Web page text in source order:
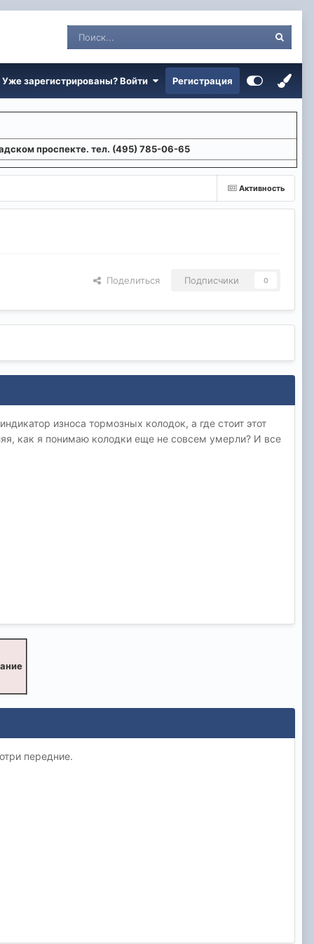
Уже зарегистрированы? Войти Регистрация
проспекте. тел. (495) 785-06-65
Активность
Поделиться Подписчики 0
износа тормозных колодок, а где стоит этот
как я понимаю колодки еще не совсем умерли? И все
передние.